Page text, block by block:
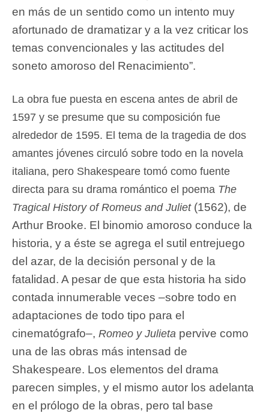
en más de un sentido como un intento muy
afortunado de dramatizar y a la vez criticar los
temas convencionales y las actitudes del
soneto amoroso del Renacimiento”.
La obra fue puesta en escena antes de abril de
1597 y se presume que su composición fue
alrededor de 1595. El tema de la tragedia de dos
amantes jóvenes circuló sobre todo en la novela
italiana, pero Shakespeare tomó como fuente
directa para su drama romántico el poema The
Tragical History of Romeus and Juliet(1562), de
Arthur Brooke. El binomio amoroso conduce la
historia, y a éste se agrega el sutil entrejuego
del azar, de la decisión personal y de la
fatalidad. A pesar de que esta historia ha sido
contada innumerable veces –sobre todo en
adaptaciones de todo tipo para el
cinematógrafo–, Romeo y Julieta pervive como
una de las obras más intensad de
Shakespeare. Los elementos del drama
parecen simples, y el mismo autor los adelanta
en el prólogo de la obras, pero tal base